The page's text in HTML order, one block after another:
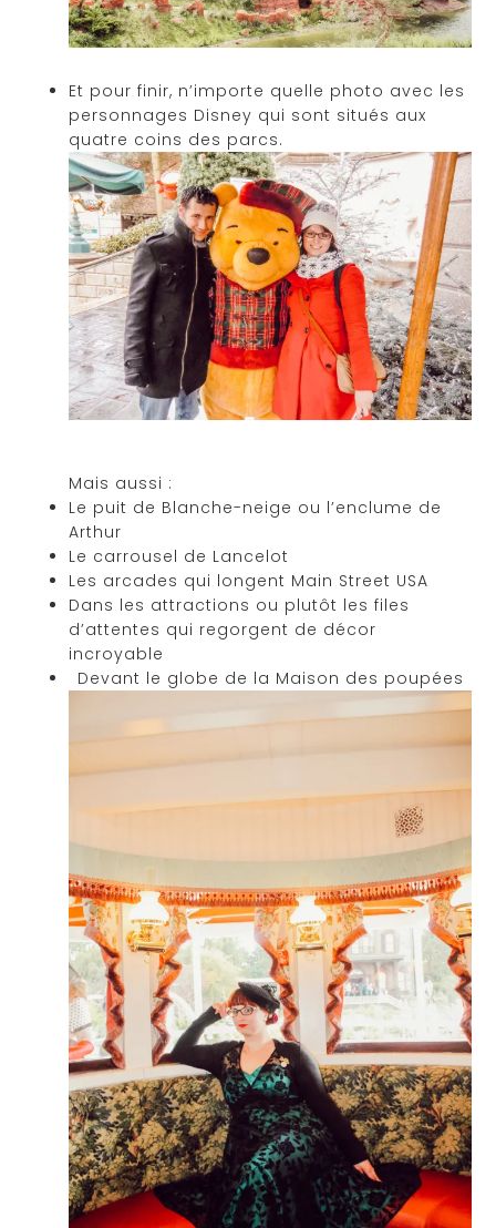
Et pour finir, n’importe quelle photo avec les
personnages Disney qui sont situés aux
quatre coins des parcs.
Mais aussi :
Le puit de Blanche-neige ou l’enclume de
Arthur
Le carrousel de Lancelot
Les arcades qui longent Main Street USA
Dans les attractions ou plutôt les files
d’attentes qui regorgent de décor
incroyable
Devant le globe de la Maison des poupées